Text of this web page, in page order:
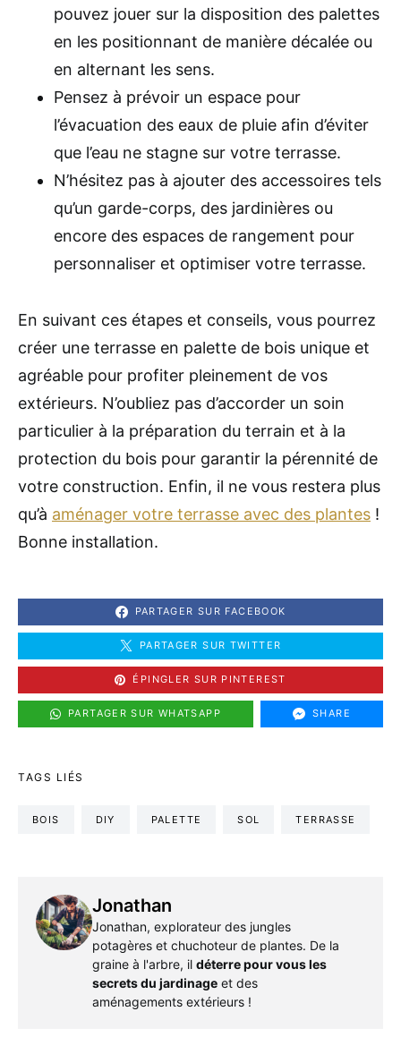
pouvez jouer sur la disposition des palettes
en les positionnant de manière décalée ou
en alternant les sens.
Pensez à prévoir un espace pour
l’évacuation des eaux de pluie afin d’éviter
que l’eau ne stagne sur votre terrasse.
N’hésitez pas à ajouter des accessoires tels
qu’un garde-corps, des jardinières ou
encore des espaces de rangement pour
personnaliser et optimiser votre terrasse.
En suivant ces étapes et conseils, vous pourrez
créer une terrasse en palette de bois unique et
agréable pour profiter pleinement de vos
extérieurs. N’oubliez pas d’accorder un soin
particulier à la préparation du terrain et à la
protection du bois pour garantir la pérennité de
votre construction. Enfin, il ne vous restera plus
qu’à aménager votre terrasse avec des plantes !
Bonne installation.
PARTAGER SUR FACEBOOK
PARTAGER SUR TWITTER
ÉPINGLER SUR PINTEREST
PARTAGER SUR WHATSAPP SHARE
TAGS LIÉS
BOIS DIY PALETTE SOL TERRASSE
Jonathan
Jonathan, explorateur des jungles
potagères et chuchoteur de plantes. De la
graine à l'arbre, il déterre pour vous les
secrets du jardinageet des
aménagements extérieurs !